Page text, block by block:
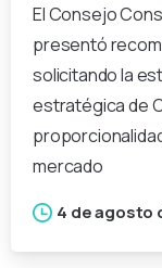
El Consejo
presentó
solicitando la
estratégica de
mercado
4 de agosto